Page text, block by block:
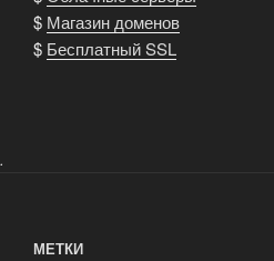
$ Магазин доменов
$ Бесплатный SSL
.
МЕТКИ